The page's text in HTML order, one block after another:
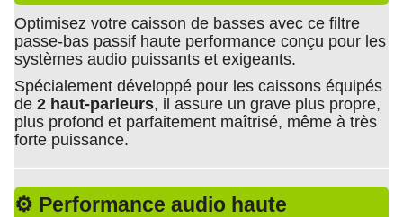
Optimisez votre caisson de basses avec ce filtre
passe-bas passif haute performance conçu pour les
systèmes audio puissants et exigeants.
Spécialement développé pour les caissons équipés
de 2 haut-parleurs, il assure un grave plus propre,
plus profond et parfaitement maîtrisé, même à très
forte puissance.
⚙️ Performance audio haute